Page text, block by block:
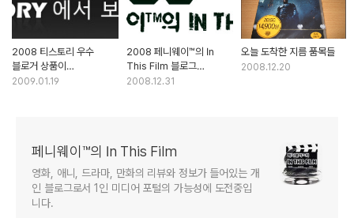
2008 티스토리 우수
블로거 상품이
도착했습니다!
2009.01.19
2008 페니웨이™의 In
This Film 블로그
연말결산
2008.12.31
오늘 도착한 지름 품목들
2008.12.20
페니웨이™의 In This Film
영화, 애니, 드라마, 만화의 리뷰와 정보가 들어있는 개
인 블로그로서 1인 미디어 포털의 가능성에 도전중입
니다.